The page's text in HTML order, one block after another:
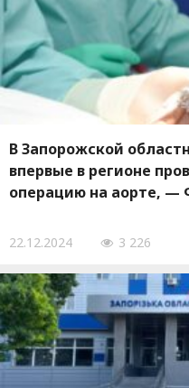
В Запорожской
впервые в регионе
операцию на аорте,
22.12.2024 3 226